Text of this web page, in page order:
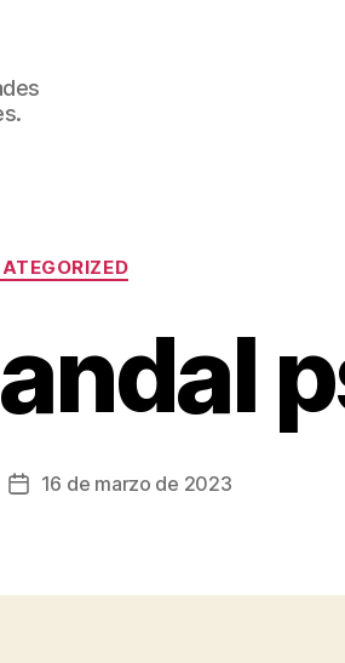
Categorías
Fecha16 de marzo de 2023